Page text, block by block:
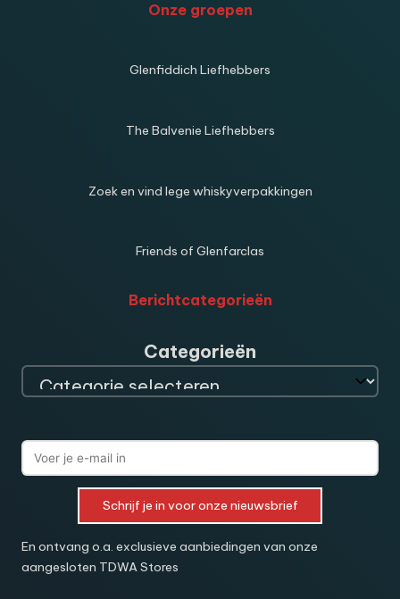
Onze groepen
Glenfiddich Liefhebbers
The Balvenie Liefhebbers
Zoek en vind lege whiskyverpakkingen
Friends of Glenfarclas
Berichtcategorieën
Categorieën
Schrijf je in voor onze nieuwsbrief
En ontvang o.a. exclusieve aanbiedingen van onze
aangesloten TDWA Stores